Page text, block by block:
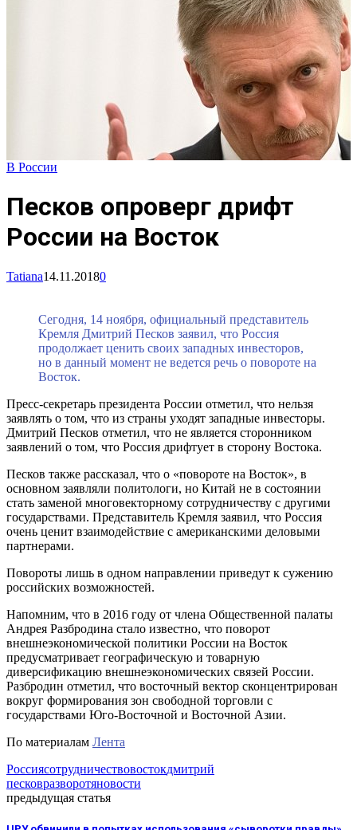
В России
Песков опроверг дрифт
России на Восток
Tatiana14.11.20180
Сегодня, 14 ноября, официальный представитель
Кремля Дмитрий Песков заявил, что Россия
продолжает ценить своих западных инвесторов,
но в данный момент не ведется речь о повороте на
Восток.
Пресс-секретарь президента России отметил, что нельзя
заявлять о том, что из страны уходят западные инвесторы.
Дмитрий Песков отметил, что не является сторонником
заявлений о том, что Россия дрифтует в сторону Востока.
Песков также рассказал, что о «повороте на Восток», в
основном заявляли политологи, но Китай не в состоянии
стать заменой многовекторному сотрудничеству с другими
государствами. Представитель Кремля заявил, что Россия
очень ценит взаимодействие с американскими деловыми
партнерами.
Повороты лишь в одном направлении приведут к сужению
российских возможностей.
Напомним, что в 2016 году от члена Общественной палаты
Андрея Разбродина стало известно, что поворот
внешнеэкономической политики России на Восток
предусматривает географическую и товарную
диверсификацию внешнеэкономических связей России.
Разбродин отметил, что восточный вектор сконцентрирован
вокруг формирования зон свободной торговли с
государствами Юго-Восточной и Восточной Азии.
По материалам Лента
Россиясотрудничествовостокдмитрий
песковразворотяновости
предыдущая статья